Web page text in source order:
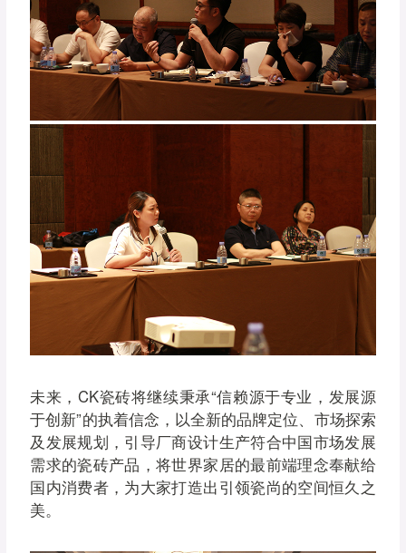
未来，CK瓷砖将继续秉承“信赖源于专业，发展源
于创新”的执着信念，以全新的品牌定位、市场探索
及发展规划，引导厂商设计生产符合中国市场发展
需求的瓷砖产品，将世界家居的最前端理念奉献给
国内消费者，为大家打造出引领瓷尚的空间恒久之
美。